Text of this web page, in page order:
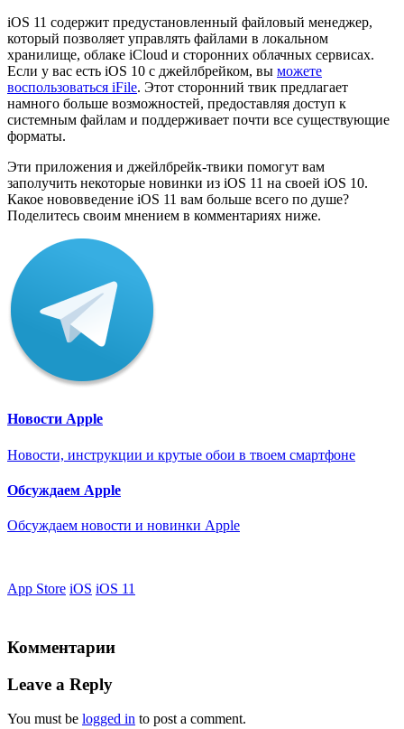
iOS 11 содержит предустановленный файловый менеджер,
который позволяет управлять файлами в локальном
хранилище, облаке iCloud и сторонних облачных сервисах.
Если у вас есть iOS 10 с джейлбрейком, вы можете
воспользоваться iFile. Этот сторонний твик предлагает
намного больше возможностей, предоставляя доступ к
системным файлам и поддерживает почти все существующие
форматы.
Эти приложения и джейлбрейк-твики помогут вам
заполучить некоторые новинки из iOS 11 на своей iOS 10.
Какое нововведение iOS 11 вам больше всего по душе?
Поделитесь своим мнением в комментариях ниже.
Новости Apple
Новости, инструкции и крутые обои в твоем смартфоне
Обсуждаем Apple
Обсуждаем новости и новинки Apple
App Store iOS iOS 11
Комментарии
Leave a Reply
You must be logged in to post a comment.